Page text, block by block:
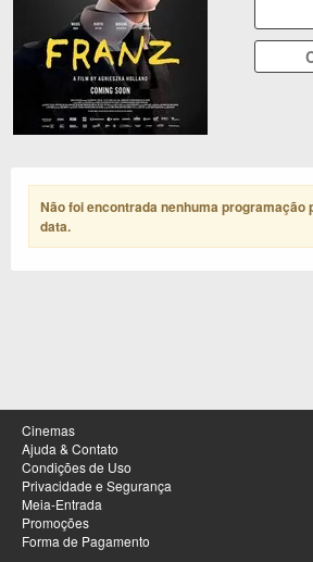
Não foi encontrada nenhuma programação
data.
Cinemas
Ajuda & Contato
Condições de Uso
Privacidade e Segurança
Meia-Entrada
Promoções
Forma de Pagamento